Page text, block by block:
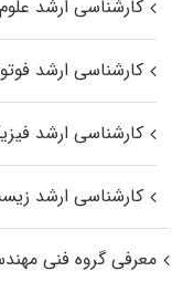
کارشناسی ارشد
کارشناسی ارشد
کارشناسی ارشد
کارشناسی ارشد
معرفی گروه فنی